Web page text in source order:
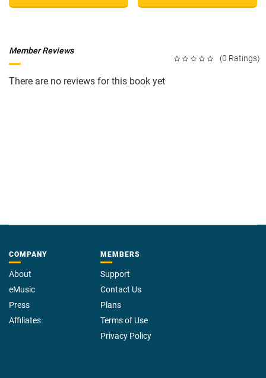
(0 Ratings)
Member Reviews
There are no reviews for this book yet
COMPANY
About
eMusic
Press
Affiliates
MEMBERS
Support
Contact Us
Plans
Terms of Use
Privacy Policy